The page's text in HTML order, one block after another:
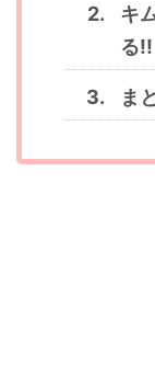
キ
る!!
ま